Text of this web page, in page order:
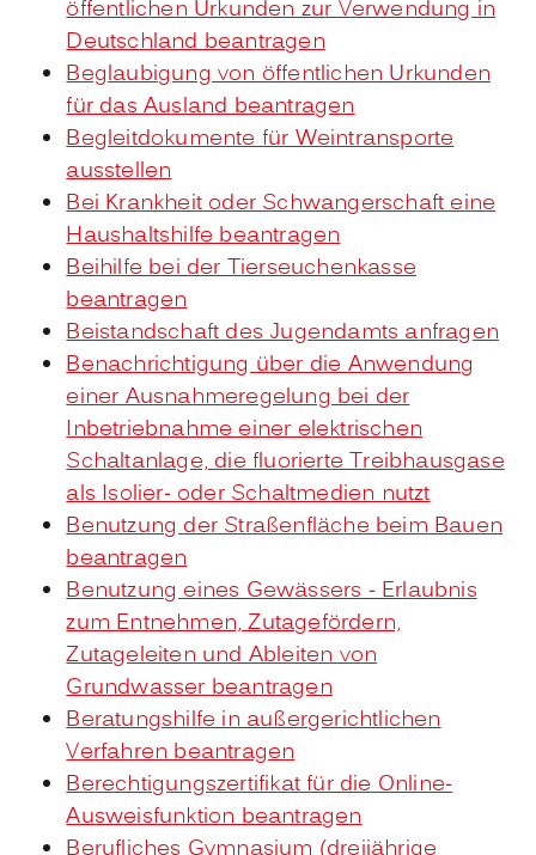
öffentlichen Urkunden zur Verwendung in
Deutschland beantragen
Beglaubigung von öffentlichen Urkunden
für das Ausland beantragen
Begleitdokumente für Weintransporte
ausstellen
Bei Krankheit oder Schwangerschaft eine
Haushaltshilfe beantragen
Beihilfe bei der Tierseuchenkasse
beantragen
Beistandschaft des Jugendamts anfragen
Benachrichtigung über die Anwendung
einer Ausnahmeregelung bei der
Inbetriebnahme einer elektrischen
Schaltanlage, die fluorierte Treibhausgase
als Isolier- oder Schaltmedien nutzt
Benutzung der Straßenfläche beim Bauen
beantragen
Benutzung eines Gewässers - Erlaubnis
zum Entnehmen, Zutagefördern,
Zutageleiten und Ableiten von
Grundwasser beantragen
Beratungshilfe in außergerichtlichen
Verfahren beantragen
Berechtigungszertifikat für die Online-
Ausweisfunktion beantragen